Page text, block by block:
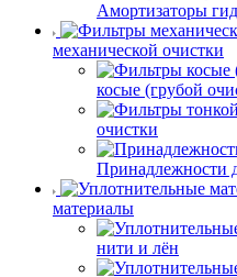
Амортизаторы
механической очистки
косые (грубой
очистки
Принадлежности
материалы
нити и лён